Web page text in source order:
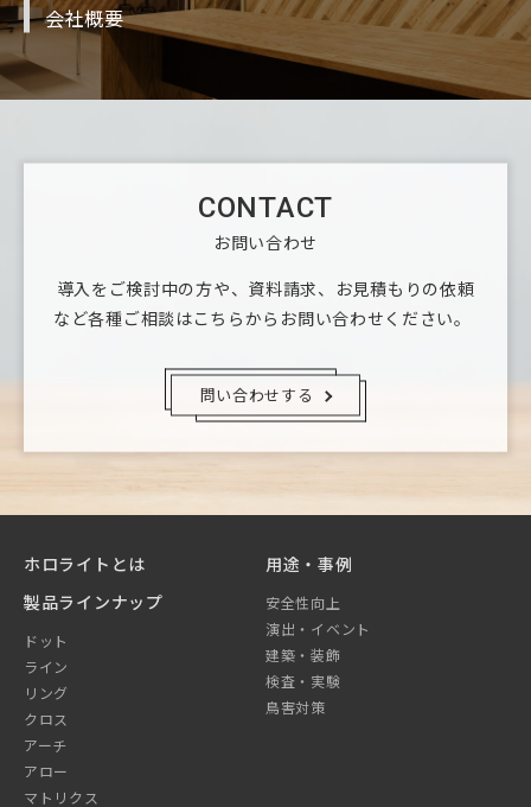
会社概要
CONTACT
お問い合わせ
導入をご検討中の方や、資料請求、お見積もりの依頼
など各種ご相談はこちらからお問い合わせください。
問い合わせする
ホロライトとは
製品ラインナップ
ドット
ライン
リング
クロス
アーチ
アロー
マトリクス
用途・事例
安全性向上
演出・イベント
建築・装飾
検査・実験
鳥害対策